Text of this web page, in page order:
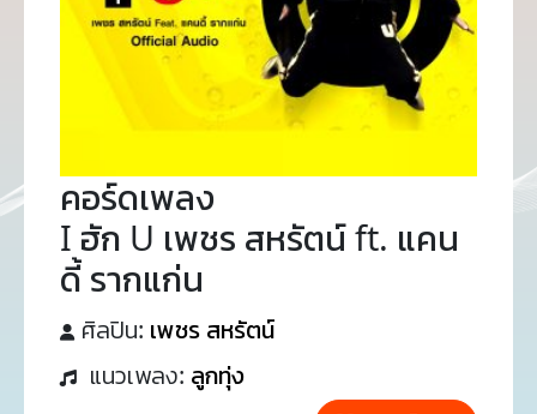
คอร์ดเพลง
I ฮัก U เพชร สหรัตน์ ft. แคน
ดี้ รากแก่น
ศิลปิน: เพชร สหรัตน์
แนวเพลง: ลูกทุ่ง